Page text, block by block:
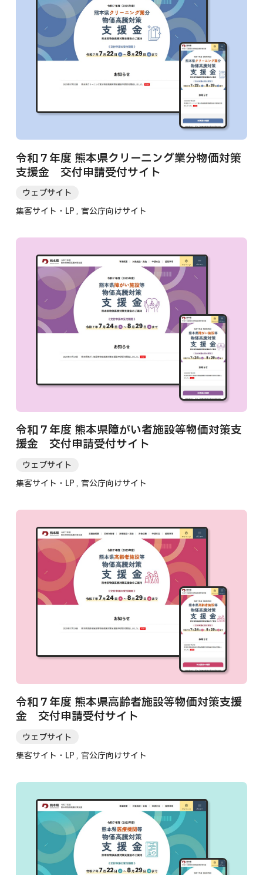
令和７年度 熊本県クリーニング業分物価対策
支援金 交付申請受付サイト
ウェブサイト
集客サイト・LP
官公庁向けサイト
令和７年度 熊本県障がい者施設等物価対策支
援金 交付申請受付サイト
ウェブサイト
集客サイト・LP
官公庁向けサイト
令和７年度 熊本県高齢者施設等物価対策支援
金 交付申請受付サイト
ウェブサイト
集客サイト・LP
官公庁向けサイト